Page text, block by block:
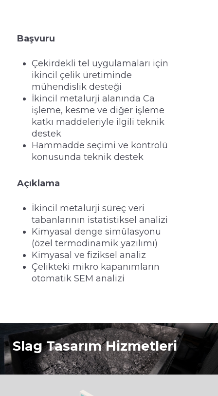
Başvuru
Çekirdekli tel uygulamaları için
ikincil çelik üretiminde
mühendislik desteği
İkincil metalurji alanında Ca
işleme, kesme ve diğer işleme
katkı maddeleriyle ilgili teknik
destek
Hammadde seçimi ve kontrolü
konusunda teknik destek
Açıklama
İkincil metalurji süreç veri
tabanlarının istatistiksel analizi
Kimyasal denge simülasyonu
(özel termodinamik yazılımı)
Kimyasal ve fiziksel analiz
Çelikteki mikro kapanımların
otomatik SEM analizi
Slag Tasarım Hizmetleri